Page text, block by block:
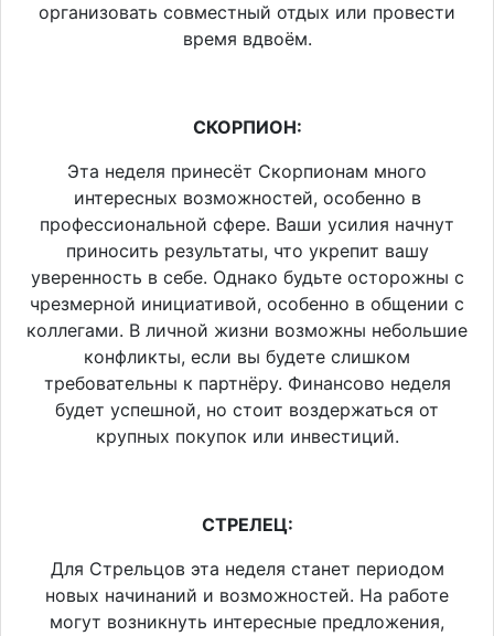
организовать совместный отдых или провести
время вдвоём.
СКОРПИОН:
Эта неделя принесёт Скорпионам много
интересных возможностей, особенно в
профессиональной сфере. Ваши усилия начнут
приносить результаты, что укрепит вашу
уверенность в себе. Однако будьте осторожны с
чрезмерной инициативой, особенно в общении с
коллегами. В личной жизни возможны небольшие
конфликты, если вы будете слишком
требовательны к партнёру. Финансово неделя
будет успешной, но стоит воздержаться от
крупных покупок или инвестиций.
СТРЕЛЕЦ:
Для Стрельцов эта неделя станет периодом
новых начинаний и возможностей. На работе
могут возникнуть интересные предложения,